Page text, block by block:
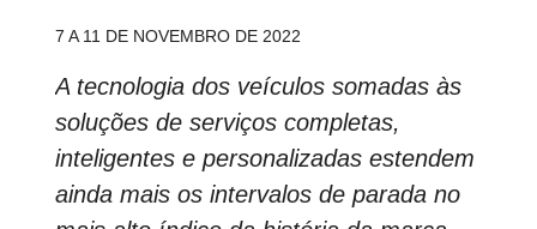
7 A 11 DE NOVEMBRO DE 2022
A tecnologia dos veículos somadas às
soluções de serviços completas,
inteligentes e personalizadas estendem
ainda mais os intervalos de parada no